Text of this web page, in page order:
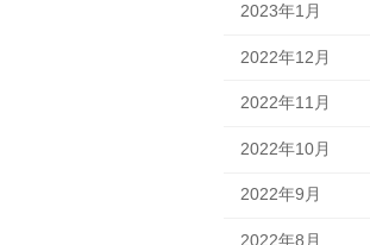
2023年1月
2022年12月
2022年11月
2022年10月
2022年9月
2022年8月